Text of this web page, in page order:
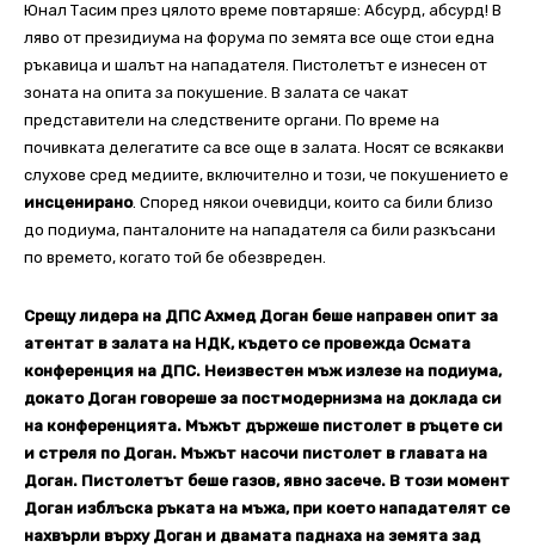
Юнал Тасим през цялото време повтаряше: Абсурд, абсурд! В
ляво от президиума на форума по земята все още стои една
ръкавица и шалът на нападателя. Пистолетът е изнесен от
зоната на опита за покушение. В залата се чакат
представители на следствените органи. По време на
почивката делегатите са все още в залата. Носят се всякакви
слухове сред медиите, включително и този, че покушението е
инсценирано. Според някои очевидци, които са били близо
до подиума, панталоните на нападателя са били разкъсани
по времето, когато той бе обезвреден.
Срещу лидера на ДПС Ахмед Доган беше направен опит за
атентат в залата на НДК, където се провежда Осмата
конференция на ДПС. Неизвестен мъж излезе на подиума,
докато Доган говореше за постмодернизма на доклада си
на конференцията. Мъжът държеше пистолет в ръцете си
и стреля по Доган. Мъжът насочи пистолет в главата на
Доган. Пистолетът беше газов, явно засече. В този момент
Доган изблъска ръката на мъжа, при което нападателят се
нахвърли върху Доган и двамата паднаха на земята зад